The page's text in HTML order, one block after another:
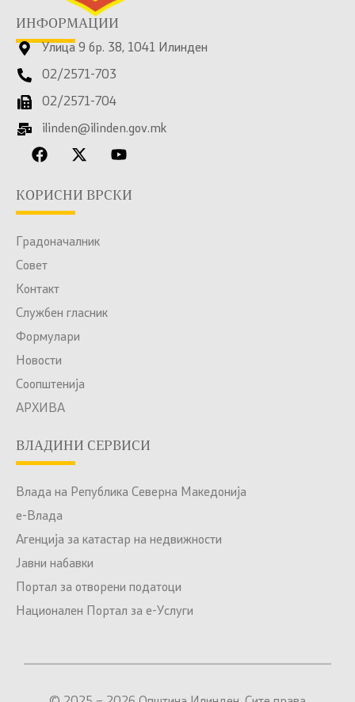
ИНФОРМАЦИИ
Улица 9 бр. 38, 1041 Илинден
02/2571-703
02/2571-704
ilinden@ilinden.gov.mk
КОРИСНИ ВРСКИ
Градоначалник
Совет
Контакт
Службен гласник
Формулари
Новости
Соопштенија
АРХИВА
ВЛАДИНИ СЕРВИСИ
Влада на Република Северна Македонија
е-Влада
Агенција за катастар на недвижности
Јавни набавки
Портал за отворени податоци
Национален Портал за е-Услуги